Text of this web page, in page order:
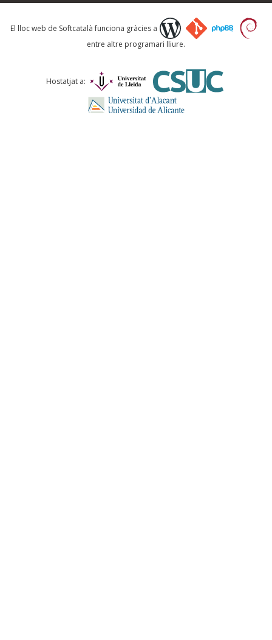
Què proposeu?
Comentari *
El lloc web de Softcatalà funciona gràcies a
entre altre programari lliure.
Hostatjat a: